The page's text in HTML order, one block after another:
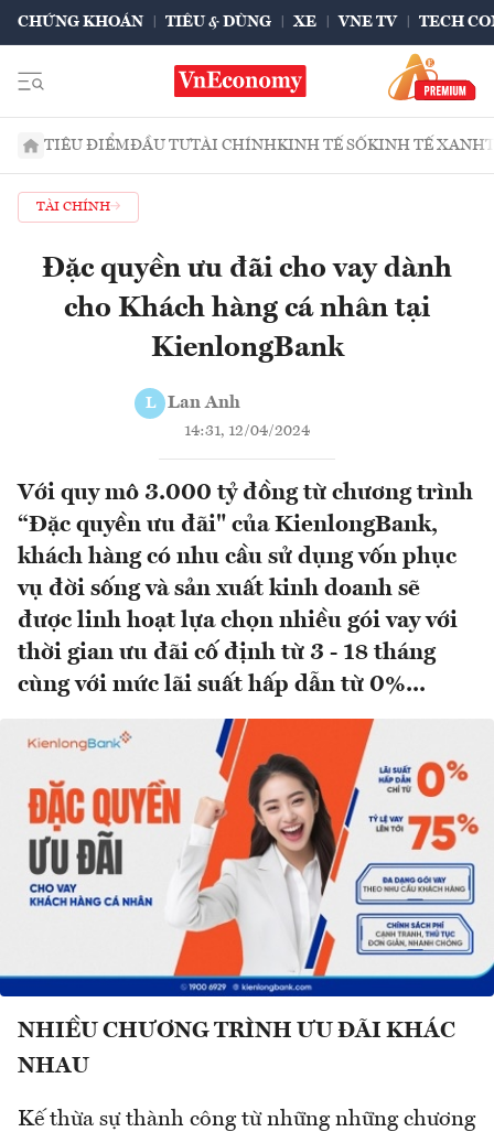
CHỨNG KHOÁN TIÊU & DÙNG XE VNE TV TECH
TIÊU ĐIỂMĐẦU TƯTÀI CHÍNHKINH TẾ SỐKINH TẾ XANH
TÀI CHÍNH
Đặc quyền ưu đãi cho vay dành
cho Khách hàng cá nhân tại
KienlongBank
L Lan Anh
14:31, 12/04/2024
Với quy mô 3.000 tỷ đồng từ chương trình
“Đặc quyền ưu đãi" của KienlongBank,
khách hàng có nhu cầu sử dụng vốn phục
vụ đời sống và sản xuất kinh doanh sẽ
được linh hoạt lựa chọn nhiều gói vay với
thời gian ưu đãi cố định từ 3 - 18 tháng
cùng với mức lãi suất hấp dẫn từ 0%...
NHIỀU CHƯƠNG TRÌNH ƯU ĐÃI KHÁC
NHAU
Kế thừa sự thành công từ những những chương